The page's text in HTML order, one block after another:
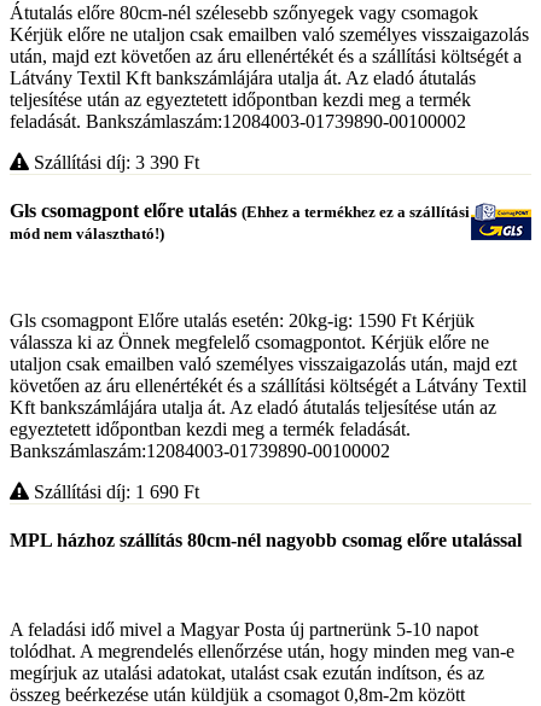
Átutalás előre 80cm-nél szélesebb szőnyegek vagy csomagok
Kérjük előre ne utaljon csak emailben való személyes visszaigazolás
után, majd ezt követően az áru ellenértékét és a szállítási költségét a
Látvány Textil Kft bankszámlájára utalja át. Az eladó átutalás
teljesítése után az egyeztetett időpontban kezdi meg a termék
feladását. Bankszámlaszám:12084003-01739890-00100002
Szállítási díj: 3 390 Ft
Gls csomagpont előre utalás (Ehhez a termékhez ez a szállítási
mód nem választható!)
Gls csomagpont Előre utalás esetén: 20kg-ig: 1590 Ft Kérjük
válassza ki az Önnek megfelelő csomagpontot. Kérjük előre ne
utaljon csak emailben való személyes visszaigazolás után, majd ezt
követően az áru ellenértékét és a szállítási költségét a Látvány Textil
Kft bankszámlájára utalja át. Az eladó átutalás teljesítése után az
egyeztetett időpontban kezdi meg a termék feladását.
Bankszámlaszám:12084003-01739890-00100002
Szállítási díj: 1 690 Ft
MPL házhoz szállítás 80cm-nél nagyobb csomag előre utalással
A feladási idő mivel a Magyar Posta új partnerünk 5-10 napot
tolódhat. A megrendelés ellenőrzése után, hogy minden meg van-e
megírjuk az utalási adatokat, utalást csak ezután indítson, és az
összeg beérkezése után küldjük a csomagot 0,8m-2m között